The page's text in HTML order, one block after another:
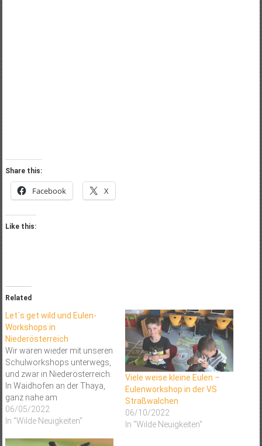
Share this:
Facebook X
Like this:
Related
Let´s get wild und Eulen-
Workshops in
Niederösterreich
Wir waren wieder mit unseren
Schulworkshops unterwegs,
und zwar in Niederösterreich.
In Waidhofen an der Thaya,
ganz nahe am
Truppenübungsplatz
Allentsteig und dem
06/05/2022
In "Wilde Neuigkeiten"
Viele weise kleine Eulen –
Eulenworkshop in der VS
Straßwalchen
06/10/2022
In "Wilde Neuigkeiten"